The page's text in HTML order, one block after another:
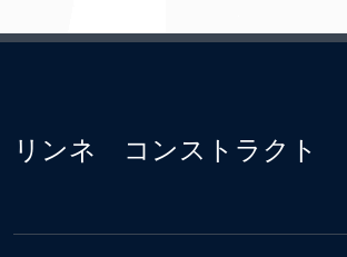
リンネ コンストラクト